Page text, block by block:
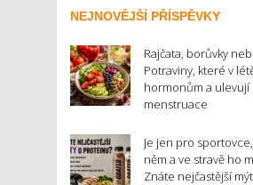
NEJNOVĚJŠÍ PŘÍSPĚVKY
Rajčata, borůvky
Potraviny, které v
hormonům a ulevují
menstruace
Je jen pro
něm a ve stravě ho
Znáte nejčastější